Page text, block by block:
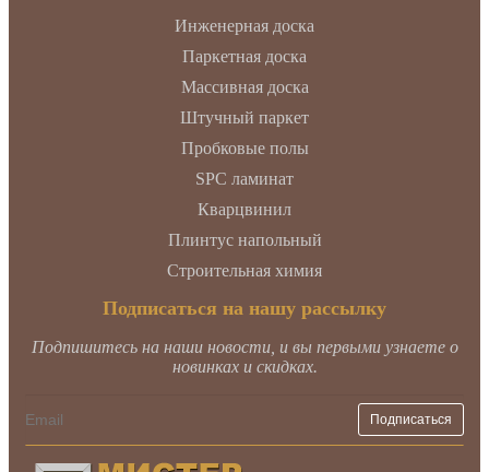
Инженерная доска
Паркетная доска
Массивная доска
Штучный паркет
Пробковые полы
SPC ламинат
Кварцвинил
Плинтус напольный
Строительная химия
Подписаться на нашу рассылку
Подпишитесь на наши новости, и вы первыми узнаете о
новинках и скидках.